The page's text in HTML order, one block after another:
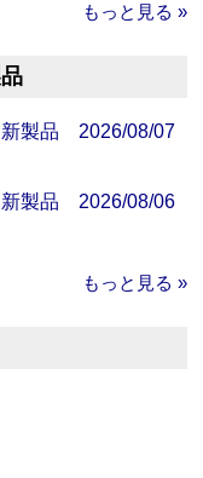
もっと見る »
新製品 2026/08/07
新製品 2026/08/06
もっと見る »